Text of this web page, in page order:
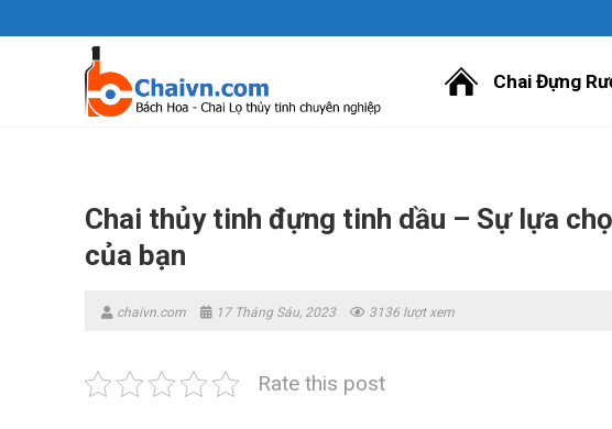
to
Chai Đựng
Chai thủy tinh đựng tinh dầu – Sự lựa
của bạn
chaivn.com 17 Tháng Sáu, 2023 3136 lượt xem
Rate this post